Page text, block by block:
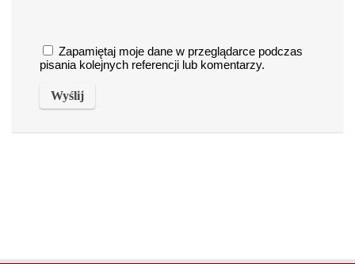
Zapamiętaj moje dane w przeglądarce podczas
pisania kolejnych referencji lub komentarzy.